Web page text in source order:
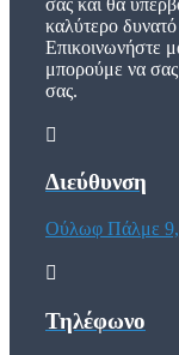
καλύτερο
Επικοινωνήστε
μπορούμε να
σας.
Διεύθυνση
Ούλωφ Πάλμε 9,
Τηλέφωνο